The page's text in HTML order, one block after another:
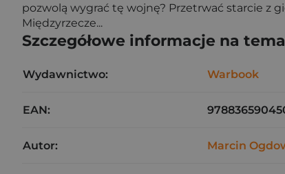
pozwolą wygrać tę wojnę? Przetrwać starcie z
Międzyrzecze...
Szczegółowe informacje na
Wydawnictwo: Warbook
EAN:
Autor: Marcin